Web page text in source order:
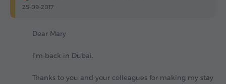
25-09-2017
Dear Mary
I'm back in Dubai.
Thanks to you and your colleagues for making my stay